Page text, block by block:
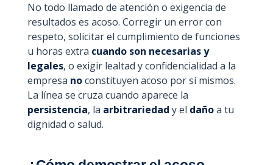
No todo llamado de atención o exigencia de
resultados es acoso. Corregir un error con
respeto, solicitar el cumplimiento de funciones
u horas extra cuando son necesarias y
legales, o exigir lealtad y confidencialidad a la
empresa noconstituyen acoso por sí mismos.
La línea se cruza cuando aparece la
persistencia, la arbitrariedad y el dañoa tu
dignidad o salud.